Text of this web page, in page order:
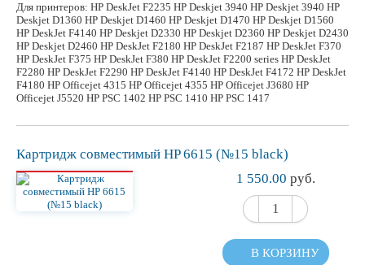
Для принтеров: HP DeskJet F2235 HP Deskjet 3940 HP Deskjet 3940 HP
Deskjet D1360 HP Deskjet D1460 HP Deskjet D1470 HP Deskjet D1560
HP DeskJet F4140 HP Deskjet D2330 HP Deskjet D2360 HP Deskjet D2430
HP Deskjet D2460 HP DeskJet F2180 HP DeskJet F2187 HP DeskJet F370
HP DeskJet F375 HP DeskJet F380 HP DeskJet F2200 series HP DeskJet
F2280 HP DeskJet F2290 HP DeskJet F4140 HP DeskJet F4172 HP DeskJet
F4180 HP Officejet 4315 HP Officejet 4355 HP Officejet J3680 HP
Officejet J5520 HP PSC 1402 HP PSC 1410 HP PSC 1417
Картридж совместимый HP 6615 (№15 black)
1 550.00 руб.
В КОРЗИНУ